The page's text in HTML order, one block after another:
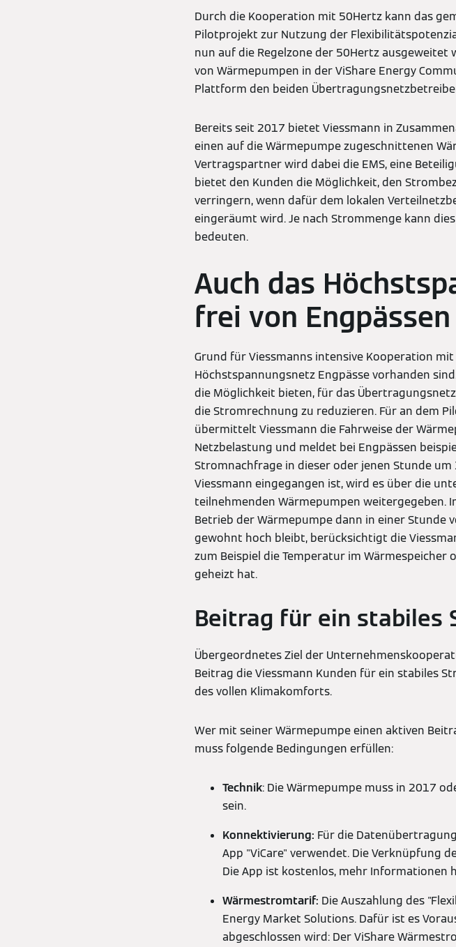
Durch die Kooperation mit 50Hertz kann das
Pilotprojekt zur Nutzung der
nun auf die Regelzone der 50Hertz ausgeweitet
von Wärmepumpen in der ViShare Energy
Plattform den beiden
Bereits seit 2017 bietet Viessmann in
einen auf die Wärmepumpe zugeschnittenen
Vertragspartner wird dabei die EMS, eine
bietet den Kunden die Möglichkeit, den
verringern, wenn dafür dem lokalen
eingeräumt wird. Je nach Strommenge kann
bedeuten.
Auch das
frei von Engpässen
Grund für Viessmanns intensive Kooperation
Höchstspannungsnetz Engpässe vorhanden
die Möglichkeit bieten, für das
die Stromrechnung zu reduzieren. Für an dem
übermittelt Viessmann die Fahrweise der
Netzbelastung und meldet bei Engpässen
Stromnachfrage in dieser oder jenen Stunde um
Viessmann eingegangen ist, wird es über die
teilnehmenden Wärmepumpen weitergegeben.
Betrieb der Wärmepumpe dann in einer
gewohnt hoch bleibt, berücksichtigt die
zum Beispiel die Temperatur im
geheizt hat.
Beitrag für ein stabiles
Übergeordnetes Ziel der
Beitrag die Viessmann Kunden für ein stabiles
des vollen Klimakomforts.
Wer mit seiner Wärmepumpe einen aktiven
muss folgende Bedingungen erfüllen:
Technik: Die Wärmepumpe muss in 2017
sein.
Konnektivierung: Für die
App "ViCare" verwendet. Die Verknüpfung
Die App ist kostenlos, mehr Informationen
Wärmestromtarif: Die Auszahlung des
Energy Market Solutions. Dafür ist es
abgeschlossen wird: Der ViShare